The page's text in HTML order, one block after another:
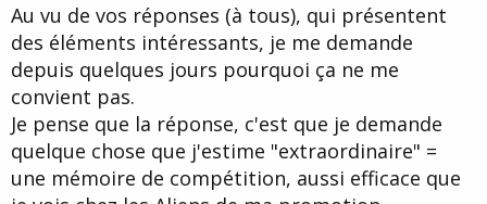
Au vu de vos réponses (à tous), qui présentent
des éléments intéressants, je me demande
depuis quelques jours pourquoi ça ne me
convient pas.
Je pense que la réponse, c'est que je demande
quelque chose que j'estime "extraordinaire" =
une mémoire de compétition, aussi efficace que